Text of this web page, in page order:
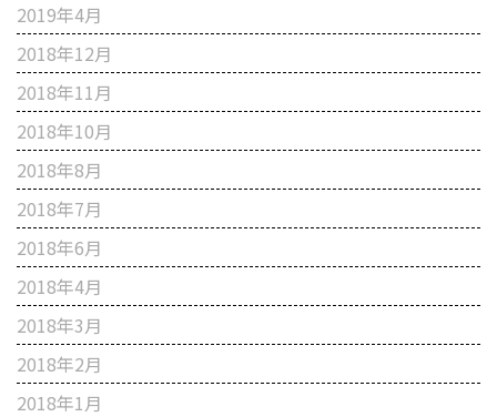
2019年4月
2018年12月
2018年11月
2018年10月
2018年8月
2018年7月
2018年6月
2018年4月
2018年3月
2018年2月
2018年1月